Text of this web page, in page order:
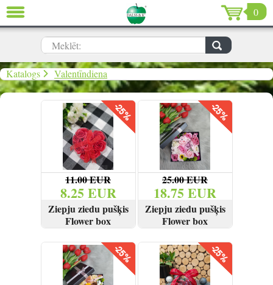
0
Meklēt:
Katalogs Valentīndiena
11.00 EUR
8.25 EUR
Ziepju ziedu pušķis
Flower box
SKATĪT PIRKT
25.00 EUR
18.75 EUR
Ziepju ziedu pušķis
Flower box
SKATĪT PIRKT
AIZVĒRT
Dārzs (639)
De Luxe (15)
Izpārdošana (59)
Ziemassvētki & Jaunais gads (96)
Valentīndiena (13)